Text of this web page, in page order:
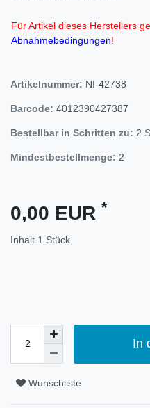
Für Artikel dieses Herstellers
Abnahmebedingungen!
Artikelnummer: NI-42738
Barcode: 4012390427387
Bestellbar in Schritten zu: 2
Mindestbestellmenge: 2
0,00 EUR *
Inhalt 1 Stück
In
Wunschliste